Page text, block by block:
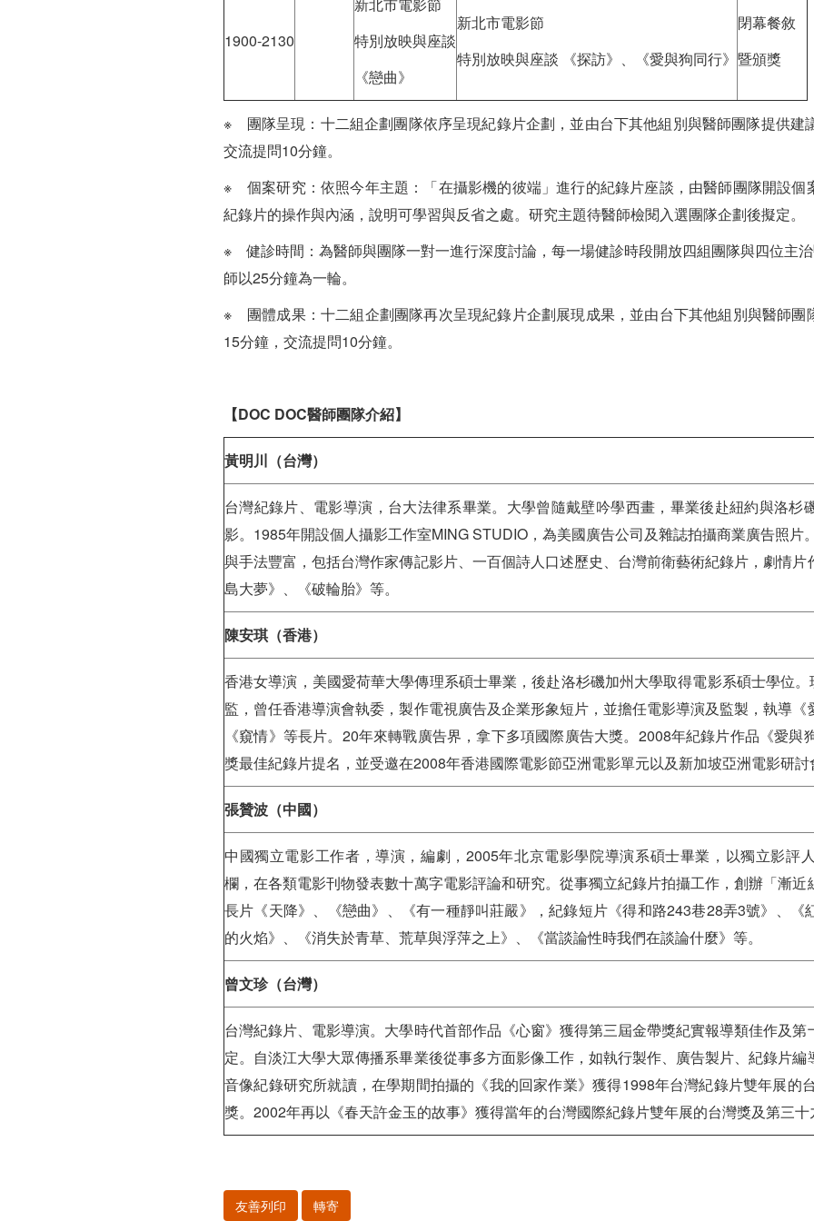
1900-2130
特別放映與座談
《戀曲》
新北市電影節
特別放映與座談 《探訪》、《愛與狗同行》
閉幕餐敘
暨頒獎
※ 團隊呈現：十二組企劃團隊依序呈現紀錄片企劃，並由台下其他組別與醫師團隊提供建
交流提問10分鐘。
※ 個案研究：依照今年主題：「在攝影機的彼端」進行的紀錄片座談，由醫師團隊開設個
紀錄片的操作與內涵，說明可學習與反省之處。研究主題待醫師檢閱入選團隊企劃後擬定。
※ 健診時間：為醫師與團隊一對一進行深度討論，每一場健診時段開放四組團隊與四位主
師以25分鐘為一輪。
※ 團體成果：十二組企劃團隊再次呈現紀錄片企劃展現成果，並由台下其他組別與醫師團
15分鐘，交流提問10分鐘。
【DOC DOC醫師團隊介紹】
黃明川（台灣）
台灣紀錄片、電影導演，台大法律系畢業。大學曾隨戴壁吟學西畫，畢業後赴紐約與洛杉
影。1985年開設個人攝影工作室MING STUDIO，為美國廣告公司及雜誌拍攝商業廣告照片
與手法豐富，包括台灣作家傳記影片、一百個詩人口述歷史、台灣前衛藝術紀錄片，劇情
島大夢》、《破輪胎》等。
陳安琪（香港）
香港女導演，美國愛荷華大學傳理系碩士畢業，後赴洛杉磯加州大學取得電影系碩士學位
監，曾任香港導演會執委，製作電視廣告及企業形象短片，並擔任電影導演及監製，執導
《窺情》等長片。20年來轉戰廣告界，拿下多項國際廣告大獎。2008年紀錄片作品《愛與
獎最佳紀錄片提名，並受邀在2008年香港國際電影節亞洲電影單元以及新加坡亞洲電影研
張贊波（中國）
中國獨立電影工作者，導演，編劇，2005年北京電影學院導演系碩士畢業，以獨立影評
欄，在各類電影刊物發表數十萬字電影評論和研究。從事獨立紀錄片拍攝工作，創辦「漸
長片《天降》、《戀曲》、《有一種靜叫莊嚴》，紀錄短片《得和路243巷28弄3號》、《
的火焰》、《消失於青草、荒草與浮萍之上》、《當談論性時我們在談論什麼》等。
曾文珍（台灣）
台灣紀錄片、電影導演。大學時代首部作品《心窗》獲得第三屆金帶獎紀實報導類佳作及
定。自淡江大學大眾傳播系畢業後從事多方面影像工作，如執行製作、廣告製片、紀錄片
音像紀錄研究所就讀，在學期間拍攝的《我的回家作業》獲得1998年台灣紀錄片雙年展的
獎。2002年再以《春天許金玉的故事》獲得當年的台灣國際紀錄片雙年展的台灣獎及第三
友善列印 轉寄